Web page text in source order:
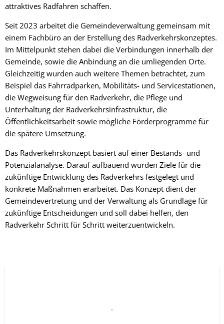
attraktives Radfahren schaffen.
Seit 2023 arbeitet die Gemeindeverwaltung gemeinsam mit
einem Fachbüro an der Erstellung des Radverkehrskonzeptes.
Im Mittelpunkt stehen dabei die Verbindungen innerhalb der
Gemeinde, sowie die Anbindung an die umliegenden Orte.
Gleichzeitig wurden auch weitere Themen betrachtet, zum
Beispiel das Fahrradparken, Mobilitäts- und Servicestationen,
die Wegweisung für den Radverkehr, die Pflege und
Unterhaltung der Radverkehrsinfrastruktur, die
Öffentlichkeitsarbeit sowie mögliche Förderprogramme für
die spätere Umsetzung.
Das Radverkehrskonzept basiert auf einer Bestands- und
Potenzialanalyse. Darauf aufbauend wurden Ziele für die
zukünftige Entwicklung des Radverkehrs festgelegt und
konkrete Maßnahmen erarbeitet. Das Konzept dient der
Gemeindevertretung und der Verwaltung als Grundlage für
zukünftige Entscheidungen und soll dabei helfen, den
Radverkehr Schritt für Schritt weiterzuentwickeln.